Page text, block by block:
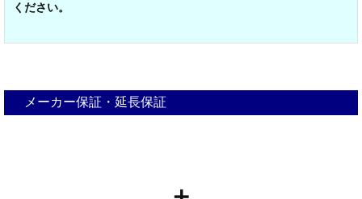
ください。
メーカー保証・延長保証